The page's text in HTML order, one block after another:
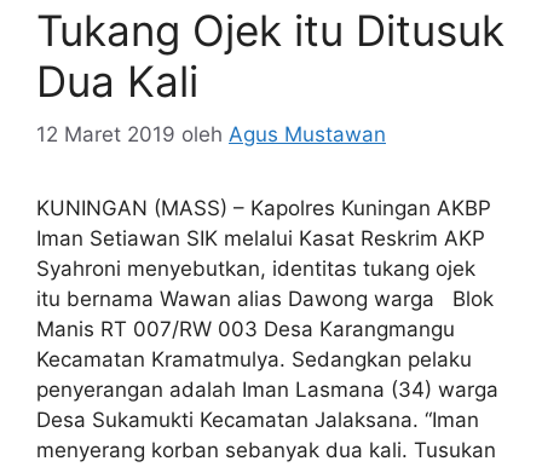
Tukang Ojek itu Ditusuk
Dua Kali
12 Maret 2019 oleh Agus Mustawan
KUNINGAN (MASS) – Kapolres Kuningan AKBP
Iman Setiawan SIK melalui Kasat Reskrim AKP
Syahroni menyebutkan, identitas tukang ojek
itu bernama Wawan alias Dawong warga Blok
Manis RT 007/RW 003 Desa Karangmangu
Kecamatan Kramatmulya. Sedangkan pelaku
penyerangan adalah Iman Lasmana (34) warga
Desa Sukamukti Kecamatan Jalaksana. “Iman
menyerang korban sebanyak dua kali. Tusukan